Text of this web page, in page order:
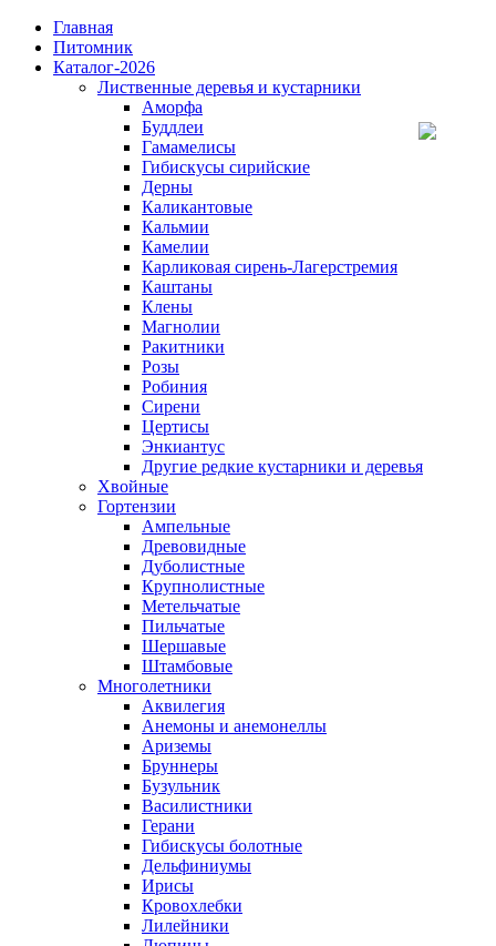
Главная
Питомник
Каталог-2026
Лиственные деревья и кустарники
Аморфа
Буддлеи
Гамамелисы
Гибискусы сирийские
Дерны
Каликантовые
Кальмии
Камелии
Карликовая сирень-Лагерстремия
Каштаны
Клены
Магнолии
Ракитники
Розы
Робиния
Сирени
Цертисы
Энкиантус
Другие редкие кустарники и деревья
Хвойные
Гортензии
Ампельные
Древовидные
Дуболистные
Крупнолистные
Метельчатые
Пильчатые
Шершавые
Штамбовые
Многолетники
Аквилегия
Анемоны и анемонеллы
Ариземы
Бруннеры
Бузульник
Василистники
Герани
Гибискусы болотные
Дельфиниумы
Ирисы
Кровохлебки
Лилейники